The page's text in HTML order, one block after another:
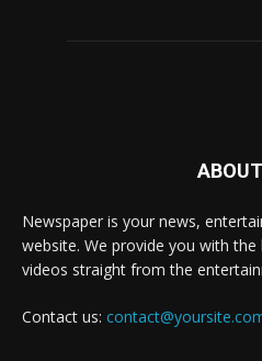
Newspaper is your news,
website. We provide you with
videos straight from the
Contact us: